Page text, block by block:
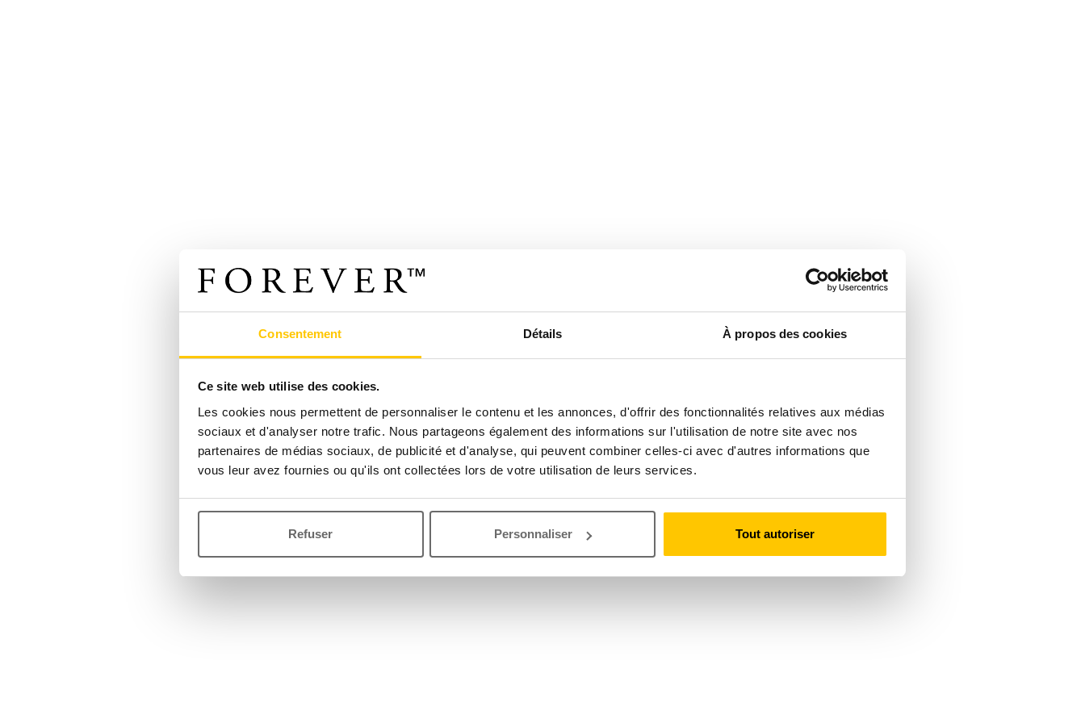
Consentement Détails À propos des cookies
Ce site web utilise des cookies.
Les cookies nous permettent de personnaliser le contenu et les annonces, d'offrir des fonctionnalités relatives aux médias
sociaux et d'analyser notre trafic. Nous partageons également des informations sur l'utilisation de notre site avec nos
partenaires de médias sociaux, de publicité et d'analyse, qui peuvent combiner celles-ci avec d'autres informations que
vous leur avez fournies ou qu'ils ont collectées lors de votre utilisation de leurs services.
Refuser Personnaliser Tout autoriser